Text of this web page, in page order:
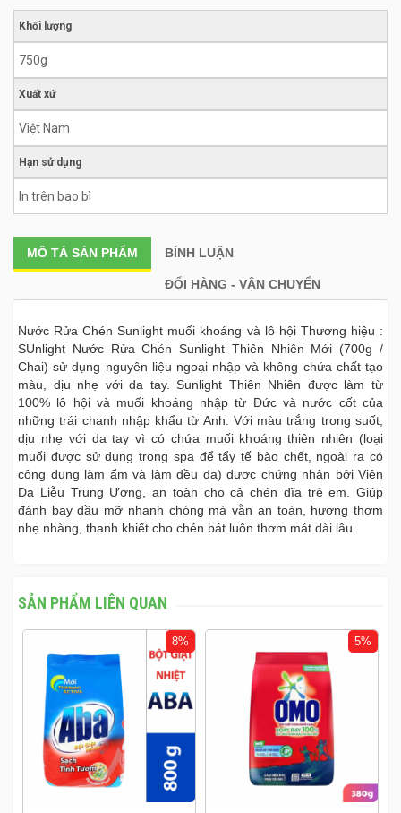
Khối lượng
750g
Xuất xứ
Việt Nam
Hạn sử dụng
In trên bao bì
MÔ TẢ SẢN PHẨM BÌNH LUẬN
ĐỔI HÀNG - VẬN CHUYỂN
Nước Rửa Chén Sunlight muối khoáng và lô hội Thương hiệu :
SUnlight Nước Rửa Chén Sunlight Thiên Nhiên Mới (700g /
Chai) sử dụng nguyên liệu ngoại nhập và không chứa chất tạo
màu, dịu nhẹ với da tay. Sunlight Thiên Nhiên được làm từ
100% lô hội và muối khoáng nhập từ Đức và nước cốt của
những trái chanh nhập khẩu từ Anh. Với màu trắng trong suốt,
dịu nhẹ với da tay vì có chứa muối khoáng thiên nhiên (loại
muối được sử dụng trong spa để tẩy tế bào chết, ngoài ra có
công dụng làm ẩm và làm đều da) được chứng nhận bởi Viện
Da Liễu Trung Ương, an toàn cho cả chén dĩa trẻ em. Giúp
đánh bay dầu mỡ nhanh chóng mà vẫn an toàn, hương thơm
nhẹ nhàng, thanh khiết cho chén bát luôn thơm mát dài lâu.
SẢN PHẨM LIÊN QUAN